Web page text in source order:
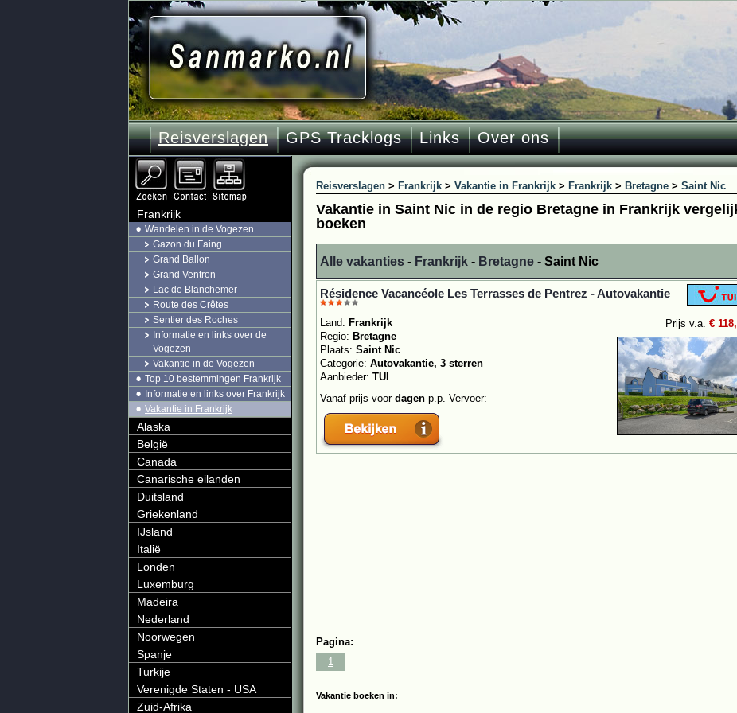
Reisverslagen GPS Tracklogs Links Over ons
Reisverslagen > Frankrijk > Vakantie in Frankrijk > Frankrijk > Bretagne > Saint Nic
Vakantie in Saint Nic in de regio Bretagne in Frankrijk
boeken
Alle vakanties - Frankrijk - Bretagne - Saint Nic
Résidence Vacancéole Les Terrasses de Pentrez - Autovakantie
Prijs v.a. €
Land: Frankrijk
Regio: Bretagne
Plaats: Saint Nic
Categorie: Autovakantie, 3 sterren
Aanbieder: TUI
Vanaf prijs voor dagen p.p. Vervoer:
Pagina:
1
Vakantie boeken in:
Frankrijk
Wandelen in de Vogezen
Gazon du Faing
Grand Ballon
Grand Ventron
Lac de Blanchemer
Route des Crêtes
Sentier des Roches
Informatie en links over de
Vogezen
Vakantie in de Vogezen
Top 10 bestemmingen Frankrijk
Informatie en links over Frankrijk
Vakantie in Frankrijk
Alaska
België
Canada
Canarische eilanden
Duitsland
Griekenland
IJsland
Italië
Londen
Luxemburg
Madeira
Nederland
Noorwegen
Spanje
Turkije
Verenigde Staten - USA
Zuid-Afrika